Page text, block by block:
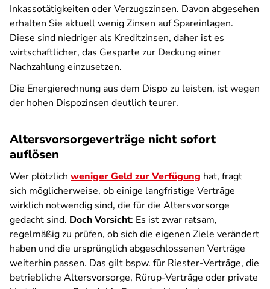
Inkassotätigkeiten oder Verzugszinsen. Davon abgesehen
erhalten Sie aktuell wenig Zinsen auf Spareinlagen.
Diese sind niedriger als Kreditzinsen, daher ist es
wirtschaftlicher, das Gesparte zur Deckung einer
Nachzahlung einzusetzen.
Die Energierechnung aus dem Dispo zu leisten, ist wegen
der hohen Dispozinsen deutlich teurer.
Altersvorsorgeverträge nicht sofort
auflösen
Wer plötzlich weniger Geld zur Verfügung hat, fragt
sich möglicherweise, ob einige langfristige Verträge
wirklich notwendig sind, die für die Altersvorsorge
gedacht sind. Doch Vorsicht: Es ist zwar ratsam,
regelmäßig zu prüfen, ob sich die eigenen Ziele verändert
haben und die ursprünglich abgeschlossenen Verträge
weiterhin passen. Das gilt bspw. für Riester-Verträge, die
betriebliche Altersvorsorge, Rürup-Verträge oder private